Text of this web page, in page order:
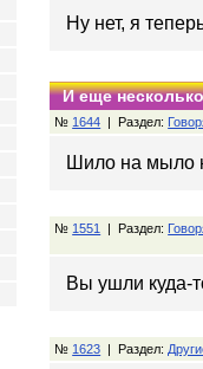
Ну нет, я
И еще
№ 1644 | Раздел:
Шило на мыло
№ 1551 | Раздел:
Вы ушли куда-
№ 1623 | Раздел: